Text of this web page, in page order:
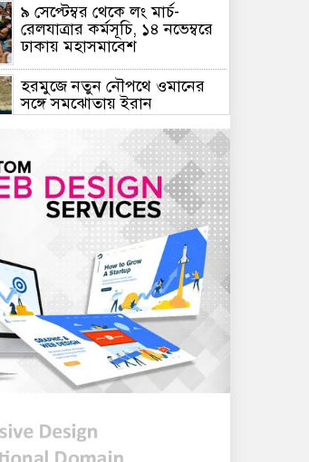
৯ সেপ্টেম্বর থেকে লং মার্চ-
রেলযাত্রার কর্মসূচি, ১৪ নভেম্বরে
ঢাকায় মহাসমাবেশ
হরমুজে নতুন নৌপথে ওমানের
সঙ্গে সমঝোতায় ইরান
জরুরি জ্বালানি সরবরাহ নিশ্চিতে
৮ কার্গো এলএনজি ও ৫ হাজার
টন এলপিজি কেনার নীতিগত
অনুমোদন
নদী দূষণ রোধে সমন্বিত পদক্ষেপ
গ্রহণে অবহেলার কোনো সুযোগ
নেই : প্রধানমন্ত্রী
ঢাকা সহ ৭ অঞ্চলে দমকা বা ঝড়ো
হাওয়াসহ বৃষ্টি কিংবা বজ্রসহ বৃষ্টি
হতে পারে
আজকের রাশিফল